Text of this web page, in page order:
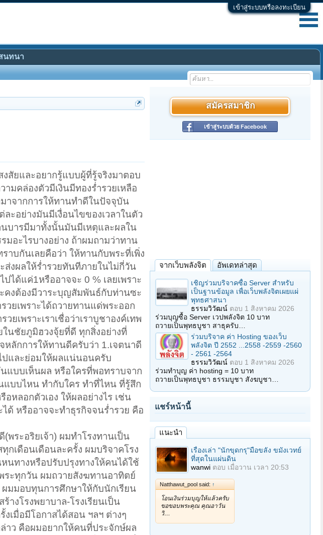
เข้าสู่ระบบหรือลงทะเบียน
สัยและอยากรู้แบบผู้ที่รู้จริงมาตอบ
มคล่องตัวมีเงินมีทองร่ำรวยเหลือ
าจากการให้ทานทำดีในปัจจุบัน
ะอย่างมันมีเงื่อนไขของเวลาในตัว
นบารมีมาทั้งนั้นมันมีเหตุและผลใน
มอะไรบางอย่าง ถ้าผมถามว่าทาน
าบกันเลยคือว่า ให้ทานกับพระที่เพิ่ง
ส่งผลให้ร่ำรวยทันทีภายในไม่กี่วัน
ได้แค่1หรืออาจจะ 0 % เลยเพราะ
คงต้องมีวาระบุญสัมพันธ์กับท่านซะ
ยเพราะได้ถวายทานแด่พระออก
ยเพราะเราเชื่อว่าเราบูชาองค์เทพ
นชัยภูมิฮวงจุ้ยที่ดี ทุกสิ่งอย่างที่
หลักการให้ทานดีครับว่า 1.เจตนาดี
ปและย่อมให้ผลแน่นอนครับ
แบบเห็นผล หรือใครที่พอทราบจาก
แบบไหน ทำกับใคร ทำที่ไหน ที่รู้สึก
หลอกตัวเอง ให้ผลอย่างไร เช่น
ด้ หรืออาจจะทำธุรกิจจนร่ำรวย คือ
พระอริยเจ้า) ผมทำโรงทานเป็น
กเดือนเดือนละครั้ง ผมบริจาคโรง
นทางหรือปรับปรุงทางให้คนได้ใช้
ระทุกวัน ผมถวายสังฆทานอาทิตย์
ผมมอบทุนการศึกษาให้กับนักเรียน
างโรงพยาบาล-โรงเรียนเป็น
เมื่อมีโอกาสได้สอน ฯลฯ ต่างๆ
าว คือผมอยากให้คนที่ประจักษ์ผล
สมัครสมาชิก
เข้าสู่ระบบด้วย Facebook
จากเว็บพลังจิต อัพเดทล่าสุด
เชิญร่วมบริจาคซื้อ Server สำหรับ
เป็นฐานข้อมูล เพื่อเว็บพลังจิตเผยแผ่
พุทธศาสนา
ธรรมวิวัฒน์ ตอบ 1 สิงหาคม 2026
ร่วมบุญซื้อ Server เวปพลังจิต 10 บาท
ถวายเป็นพุทธบูชา สาธุครับ…
ร่วมบริจาค ค่า Hosting ของเว็บ
พลังจิต ปี 2552 ...2558 -2559 -2560
- 2561 -2564
ธรรมวิวัฒน์ ตอบ 1 สิงหาคม 2026
ร่วมทำบุญ ค่า hosting = 10 บาท
ถวายเป็นพุทธบูชา ธรรมบูชา สังฆบูชา…
แชร์หน้านี้
แนะนำ
เรื่องเล่า "นักขุดกรุ"มือขลัง ขมังเวทย์
ที่สุดในแผ่นดิน
wanwi ตอบ เมื่อวาน เวลา 20:53
Natthawut_pool said: ↑
โอนเงินร่วมบุญให้แล้วครับ
ขอขอบพระคุณ คุณอาวัน
วิ…
นทนา